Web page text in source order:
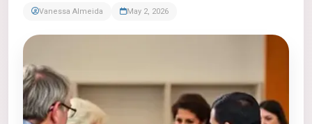
Vanessa Almeida May 2, 2026